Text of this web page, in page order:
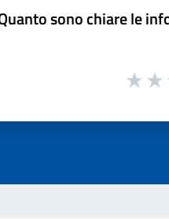
sono chiare le